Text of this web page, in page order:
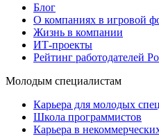
Блог
О компаниях в игровой
Жизнь в компании
ИТ-проекты
Рейтинг работодателей
Молодым специалистам
Карьера для молодых
Школа программистов
Карьера в